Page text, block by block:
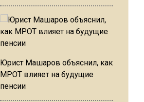
Юрист Машаров объяснил, как
МРОТ влияет на будущие
пенсии